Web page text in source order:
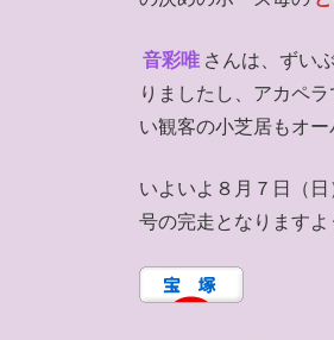
音彩唯 さんは、ずい
りましたし、アカペラ
い観客の小芝居もオー
いよいよ８月７日（日
号の完走となりますよ